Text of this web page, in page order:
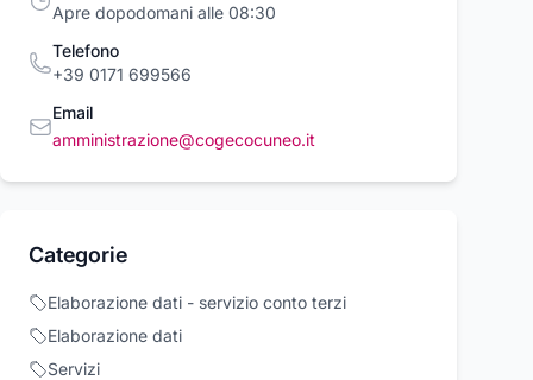
SERIES ULTRA-
Acquista ora
HDMI/VGA |
Apre dopodomani alle 08:30
Telefono
+39 0171 699566
Email
amministrazione@cogecocuneo.it
Categorie
Elaborazione dati - servizio conto terzi
Elaborazione dati
Servizi